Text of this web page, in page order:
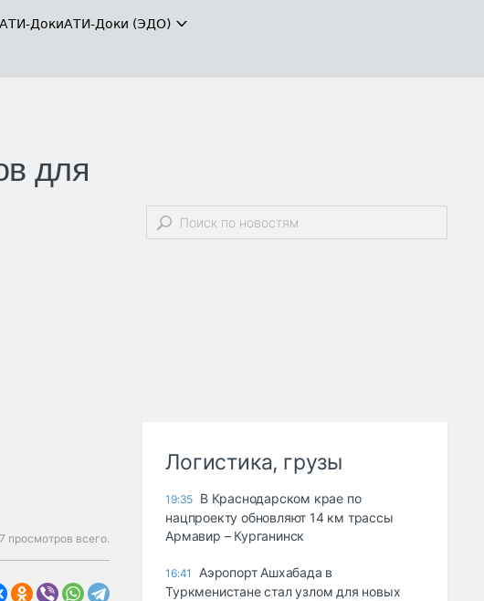
АТИ-ДокиАТИ-Доки (ЭДО)
для
просмотров всего.
Логистика, грузы
19:35 В Краснодарском крае по
нацпроекту обновляют 14 км трассы
Армавир – Курганинск
16:41
Аэропорт Ашхабада в
Туркменистане стал узлом для новых